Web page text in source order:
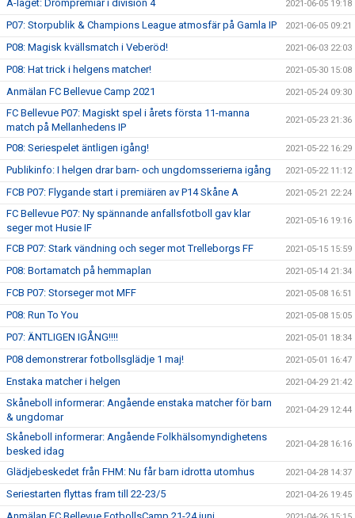
A-laget: Drömpremiär i division 4 2021-06-05 19:18
P07: Storpublik & Champions League atmosfär på Gamla IP 2021-06-05 09:21
P08: Magisk kvällsmatch i Veberöd! 2021-06-03 22:03
P08: Hat trick i helgens matcher! 2021-05-30 15:08
Anmälan FC Bellevue Camp 2021 2021-05-24 09:30
FC Bellevue P07: Magiskt spel i årets första 11-manna
match på Mellanhedens IP
2021-05-23 21:36
P08: Seriespelet äntligen igång! 2021-05-22 16:29
Publikinfo: I helgen drar barn- och ungdomsserierna igång 2021-05-22 11:12
FCB P07: Flygande start i premiären av P14 Skåne A 2021-05-21 22:24
FC Bellevue P07: Ny spännande anfallsfotboll gav klar
seger mot Husie IF
2021-05-16 19:16
FCB P07: Stark vändning och seger mot Trelleborgs FF 2021-05-15 15:59
P08: Bortamatch på hemmaplan 2021-05-14 21:34
FCB P07: Storseger mot MFF 2021-05-08 16:51
P08: Run To You 2021-05-08 15:05
P07: ÄNTLIGEN IGÅNG!!!! 2021-05-01 18:34
P08 demonstrerar fotbollsglädje 1 maj! 2021-05-01 16:47
Enstaka matcher i helgen 2021-04-29 21:42
Skåneboll informerar: Angående enstaka matcher för barn
& ungdomar
2021-04-29 12:44
Skåneboll informerar: Angående Folkhälsomyndighetens
besked idag
2021-04-28 16:16
Glädjebeskedet från FHM: Nu får barn idrotta utomhus 2021-04-28 14:37
Seriestarten flyttas fram till 22-23/5 2021-04-26 19:45
Anmälan FC Bellevue FotbollsCamp 21-24 juni